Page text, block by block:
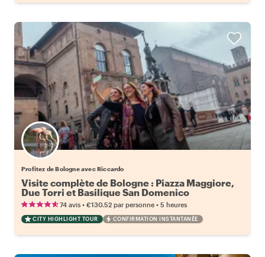
Profitez de Bologne avec Riccardo
Visite complète de Bologne : Piazza Maggiore,
Due Torri et Basilique San Domenico
74 avis • €130.52 par personne • 5 heures
CITY HIGHLIGHT TOUR CONFIRMATION INSTANTANÉE